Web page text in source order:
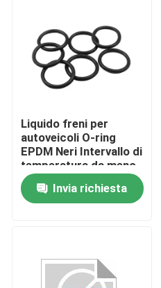
Liquido freni per
autoveicoli O-ring
EPDM Neri Intervallo di
temperatura da meno
50 a 250 gradi
Elementi di tenuta per
sistemi meccanici
Invia richiesta